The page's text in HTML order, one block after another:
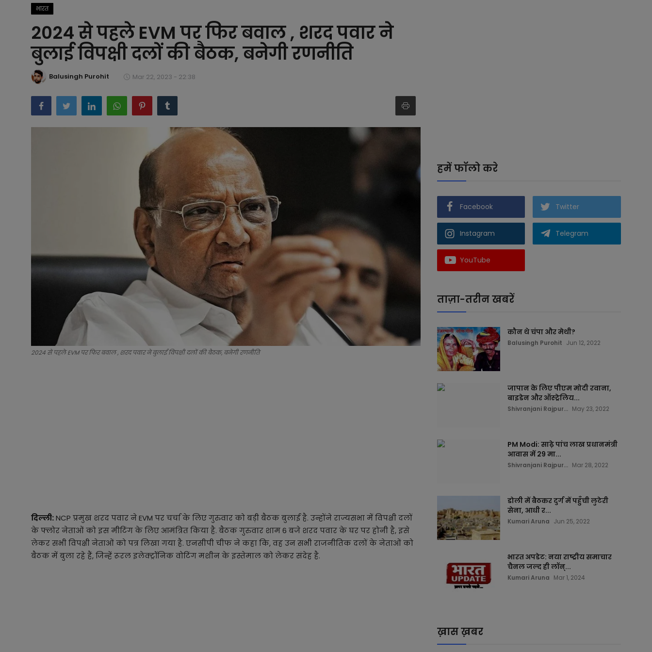
बिजनेस
समाज-संस्कृति
टेक्नॉलजी
प्रेरणादायक कहानियां
भारत
2024 से पहले EVM पर फिर बवाल , शरद पवार ने
बुलाई विपक्षी दलों की बैठक, बनेगी रणनीति
Balusingh Purohit Mar 22, 2023 - 22:38
2024 से पहले EVM पर फिर बवाल , शरद पवार ने बुलाई विपक्षी दलों की बैठक, बनेगी रणनीति
दिल्ली:NCP प्रमुख शरद पवार ने EVM पर चर्चा के लिए गुरुवार को बड़ी बैठक बुलाई है. उन्होंने राज्यसभा में विपक्षी दलों
के फ्लोर नेताओं को इस मीटिंग के लिए आमंत्रित किया है. बैठक गुरुवार शाम 6 बजे शरद पवार के घर पर होनी है, इसे
लेकर सभी विपक्षी नेताओं को पत्र लिखा गया है. एनसीपी चीफ ने कहा कि, वह उन सभी राजनीतिक दलों के नेताओं को
बैठक में बुला रहे हैं, जिन्हें रूरल इलेक्ट्रॉनिक वोटिंग मशीन के इस्तेमाल को लेकर संदेह है.
हमें फॉलो करे
Facebook Twitter
Instagram Telegram
YouTube
ताज़ा-तरीन खबरें
कौन थे चंपा और मेथी?
Balusingh Purohit Jun 12, 2022
जापान के लिए पीएम मोदी रवाना,
बाइडेन और ऑस्ट्रेलिय...
Shivranjani Rajpur... May 23, 2022
PM Modi: साढ़े पांच लाख प्रधानमंत्री
आवास में 29 मा...
Shivranjani Rajpur... Mar 28, 2022
डोली में बैठकर दुर्ग में पहुँची लुटेरी
सेना, आधी र...
Kumari Aruna Jun 25, 2022
भारत अपडेट: नया राष्ट्रीय समाचार
चैनल जल्द ही लॉन्...
Kumari Aruna Mar 1, 2024
ख़ास ख़बर